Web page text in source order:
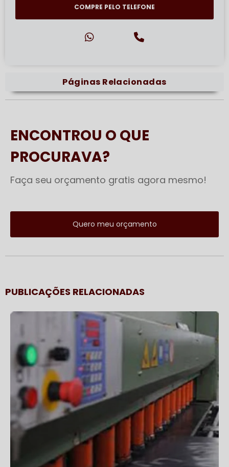
COMPRE PELO TELEFONE
Páginas Relacionadas
ENCONTROU O QUE
PROCURAVA?
Faça seu orçamento gratis agora mesmo!
Quero meu orçamento
PUBLICAÇÕES RELACIONADAS